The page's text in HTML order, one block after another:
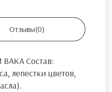
Отзывы(0)
Состав:
лепестки цветов,